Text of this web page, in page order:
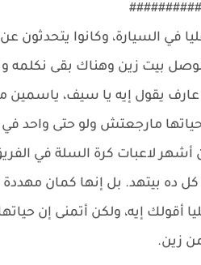
في السيارة، وكانوا يتحدثون
بيت زين وهناك بقى
عارف يقول إيه يا سيف، ياسمين
مارجعتش ولو حتى واحد
لاعبات كرة السلة في
ده بيتهد. بل إنها كمان مهددة
إيه، ولكن أتمنى إن
زين.